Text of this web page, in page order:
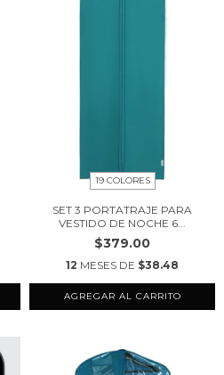
19 COLORES
SET 3 PORTATRAJE PARA
VESTIDO DE NOCHE 6...
$379.00
12 MESES DE $38.48
AGREGAR AL CARRITO